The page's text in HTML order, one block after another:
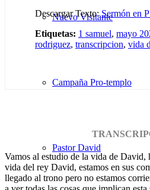
Nuevo Visitante
Campaña Pro-templo
Pastor David
Descargar Texto:Sermón en
Etiquetas: 1 samuel, mayo
rodriguez, transcripcion, vida
Vamos al estudio de la vida de David,
vida del rey David, estamos en sus
llegado al trono pero no estamos